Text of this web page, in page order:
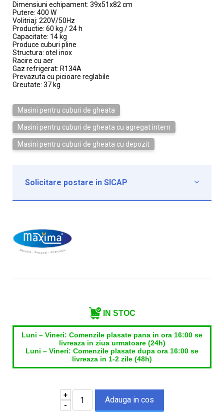
Dimensiuni echipament: 39x51x82 cm
Putere: 400 W
Volitriaj: 220V/50Hz
Productie: 60 kg / 24 h
Capacitate: 14 kg
Produce cuburi pline
Structura: otel inox
Racire cu aer
Gaz refrigerat: R134A
Prevazuta cu picioare reglabile
Greutate: 37 kg
Masini pentru cuburi de gheata
Masini pentru cuburi de gheata cu agregat intern
Masini pentru cuburi de gheata cu depozit
Solicitare postare in SICAP 
Institutie*
Nume contact*
IN STOC
Luni – Vineri: Comenzile plasate pana in ora 16:00 se
livreaza in ziua urmatoare (24h)
Luni – Vineri: Comenzile plasate dupa ora 16:00 se
livreaza in 1-2 zile (48h)
+
-